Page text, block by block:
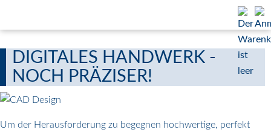
DIGITALES HANDWERK -
NOCH PRÄZISER!
Um der Herausforderung zu begegnen hochwertige, perfekt